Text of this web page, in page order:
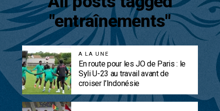
"entraînements"
A LA UNE
En route pour les JO de Paris : le
Syli U-23 au travail avant de
croiser l’Indonésie